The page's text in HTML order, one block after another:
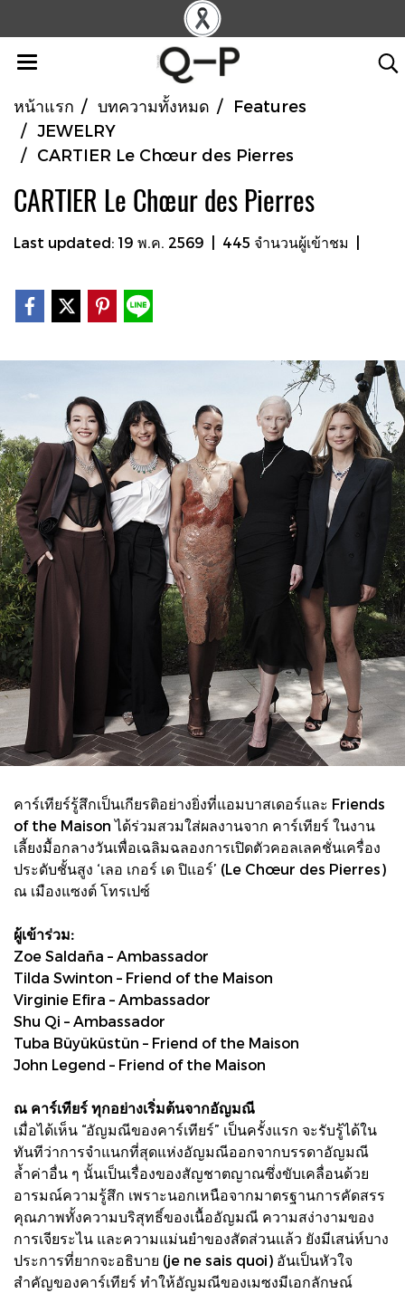
หน้าแรก บทความทั้งหมด
Features
JEWELRY
CARTIER Le Chœur des Pierres
CARTIER Le Chœur des Pierres
Last updated: 19 พ.ค. 2569 445 จำนวนผู้เข้าชม
คาร์เทียร์รู้สึกเป็นเกียรติอย่างยิ่งที่แอมบาสเดอร์และ Friends
of the Maison ได้ร่วมสวมใส่ผลงานจาก คาร์เทียร์ ในงาน
เลี้ยงมื้อกลางวันเพื่อเฉลิมฉลองการเปิดตัวคอลเลคชั่นเครื่อง
ประดับชั้นสูง ‘เลอ เกอร์ เด ปิแอร์’ (Le Chœur des Pierres)
ณ เมืองแซงต์ โทรเปซ์
ผู้เข้าร่วม:
Zoe Saldaña – Ambassador
Tilda Swinton – Friend of the Maison
Virginie Efira – Ambassador
Shu Qi – Ambassador
Tuba Büyüküstün – Friend of the Maison
John Legend – Friend of the Maison
ณ คาร์เทียร์ ทุกอย่างเริ่มต้นจากอัญมณี
เมื่อได้เห็น “อัญมณีของคาร์เทียร์” เป็นครั้งแรก จะรับรู้ได้ใน
ทันทีว่าการจำแนกที่สุดแห่งอัญมณีออกจากบรรดาอัญมณี
ล้ำค่าอื่น ๆ นั้นเป็นเรื่องของสัญชาตญาณซึ่งขับเคลื่อนด้วย
อารมณ์ความรู้สึก เพราะนอกเหนือจากมาตรฐานการคัดสรร
คุณภาพทั้งความบริสุทธิ์ของเนื้ออัญมณี ความสง่างามของ
การเจียระไน และความแม่นยำของสัดส่วนแล้ว ยังมีเสน่ห์บาง
ประการที่ยากจะอธิบาย (je ne sais quoi) อันเป็นหัวใจ
สำคัญของคาร์เทียร์ ทำให้อัญมณีของเมซงมีเอกลักษณ์